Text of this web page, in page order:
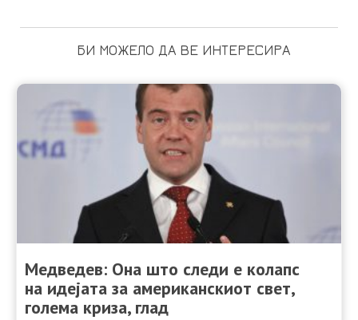
БИ МОЖЕЛО ДА ВЕ ИНТЕРЕСИРА
Медведев: Она што следи е колапс
на идејата за американскиот свет,
голема криза, глад